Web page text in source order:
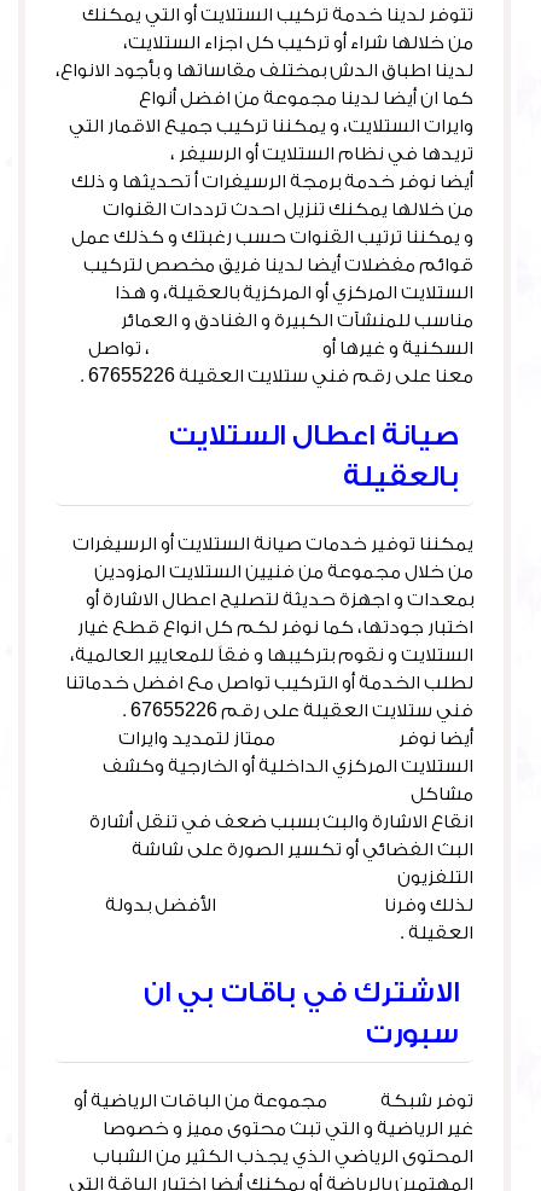
تتوفر لدينا خدمة تركيب الستلايت أو التي يمكنك
من خلالها شراء أو تركيب كل اجزاء الستلايت،
لدينا اطباق الدش بمختلف مقاساتها و بأجود الانواع،
كما ان أيضا لدينا مجموعة من افضل أنواع
وايرات الستلايت، و يمكننا تركيب جميع الاقمار التي
تريدها في نظام الستلايت أو الرسيفر ،
أيضا نوفر خدمة برمجة الرسيفرات أ تحديثها و ذلك
من خلالها يمكنك تنزيل احدث ترددات القنوات
و يمكننا ترتيب القنوات حسب رغبتك و كذلك عمل
قوائم مفضلات أيضا لدينا فريق مخصص لتركيب
الستلايت المركزي أو المركزية بالعقيلة، و هذا
مناسب للمنشآت الكبيرة و الفنادق و العمائر
السكنية و غيرها أو
، تواصل
معنا على رقم فني ستلايت العقيلة 67655226 .
صيانة اعطال الستلايت
بالعقيلة
يمكننا توفير خدمات صيانة الستلايت أو الرسيفرات
من خلال مجموعة من فنيين الستلايت المزودين
بمعدات و اجهزة حديثة لتصليح اعطال الاشارة أو
اختبار جودتها، كما نوفر لكم كل انواع قطع غيار
الستلايت و نقوم بتركيبها و فقاً للمعايير العالمية،
لطلب الخدمة أو التركيب تواصل مع افضل خدماتنا
فني ستلايت العقيلة على رقم 67655226 .
أيضا نوفر
ممتاز لتمديد وايرات
الستلايت المركزي الداخلية أو الخارجية وكشف
مشاكل
انقاع الاشارة والبث بسبب ضعف في تنقل أشارة
البث الفضائي أو تكسير الصورة على شاشة
التلفزيون
لذلك وفرنا
الأفضل بدولة
العقيلة .
الاشترك في باقات بي ان
سبورت
توفر شبكة
مجموعة من الباقات الرياضية أو
غير الرياضية و التي تبث محتوى مميز و خصوصا
المحتوى الرياضي الذي يجذب الكثير من الشباب
المهتمين بالرياضة أو يمكنك أبضا اختيار الباقة التي